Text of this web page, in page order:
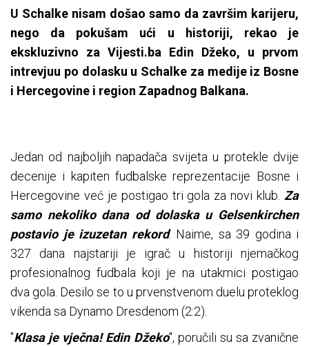
U Schalke nisam došao samo da završim karijeru,
nego da pokušam ući u historiji, rekao je
ekskluzivno za Vijesti.ba Edin Džeko, u prvom
intrevjuu po dolasku u Schalke za medije iz Bosne
i Hercegovine i region Zapadnog Balkana.
Jedan od najboljih napadača svijeta u protekle dvije
decenije i kapiten fudbalske reprezentacije Bosne i
Hercegovine već je postigao tri gola za novi klub. Za
samo nekoliko dana od dolaska u Gelsenkirchen
postavio je izuzetan rekord. Naime, sa 39 godina i
327 dana najstariji je igrač u historiji njemačkog
profesionalnog fudbala koji je na utakmici postigao
dva gola. Desilo se to u prvenstvenom duelu proteklog
vikenda sa Dynamo Dresdenom (2:2).
"Klasa je vječna! Edin Džeko", poručili su sa zvanične